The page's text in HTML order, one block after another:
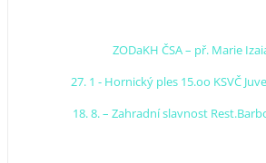
ZODaKH ČSA – př. Marie
27. 1 - Hornický ples 15.oo KSVČ
18. 8. – Zahradní slavnost